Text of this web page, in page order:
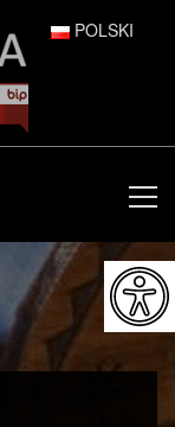
POLSKI
ENGLISH
ESPAÑOL
FRANÇAIS
ITALIANO